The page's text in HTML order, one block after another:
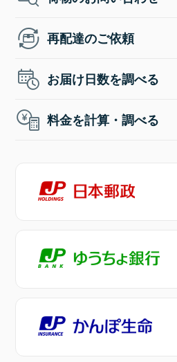
再配達のご依頼
お届け日数を調べる
料金を計算・調べる